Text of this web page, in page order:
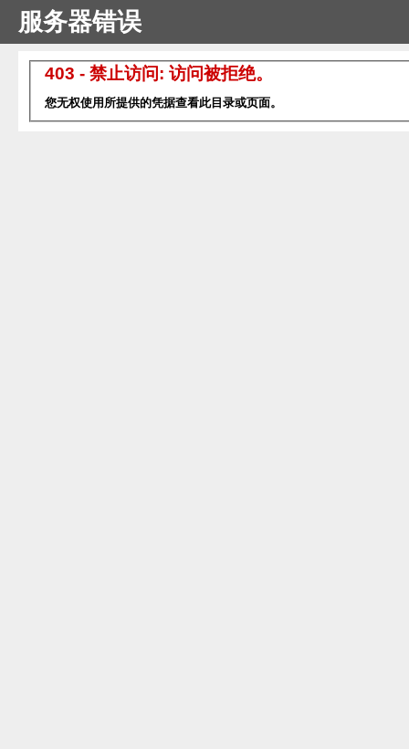
服务器错误
403 - 禁止访问: 访问被拒绝。
您无权使用所提供的凭据查看此目录或页面。